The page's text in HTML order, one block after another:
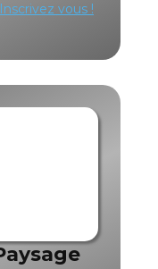
Inscrivez vous !